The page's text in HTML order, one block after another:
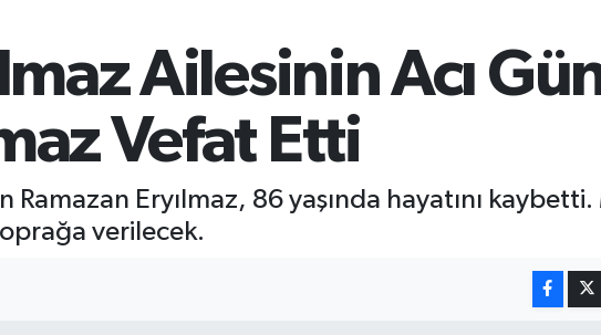
Ailesinin Acı
Vefat Etti
Eryılmaz, 86 yaşında hayatını
verilecek.